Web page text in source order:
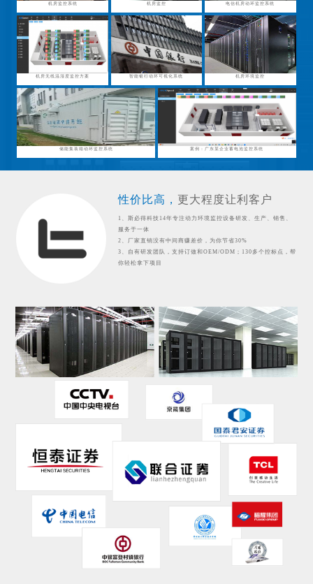
机房监控系统 机房监控 电信机房动环监控系统
机房无线温湿度监控方案 智能银行动环可视化系统 机房环境监控
储能集装箱动环监控系统 案例：广东某企业蓄电池监控系统
性价比高， 更大程度让利客户
1、斯必得科技14年专注动力环境监控设备研发、生产、销售、
服务于一体
2、厂家直销没有中间商赚差价，为你节省30%
3、自有研发团队，支持订做和OEM/ODM；130多个控标点，帮
你轻松拿下项目